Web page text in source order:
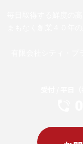
毎日取得する鮮度の
まもなく創業４０年
有限会社シティ・
受付 / 平日